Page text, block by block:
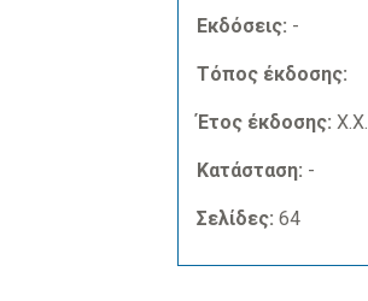
Εκδόσεις: -
Τόπος έκδοσης:
Έτος έκδοσης: Χ.Χ.
Κατάσταση: -
Σελίδες: 64